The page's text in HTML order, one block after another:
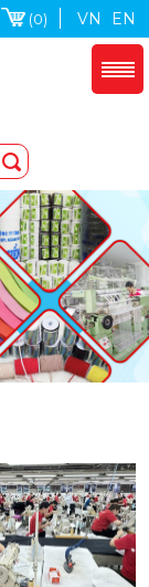
(0) VN EN